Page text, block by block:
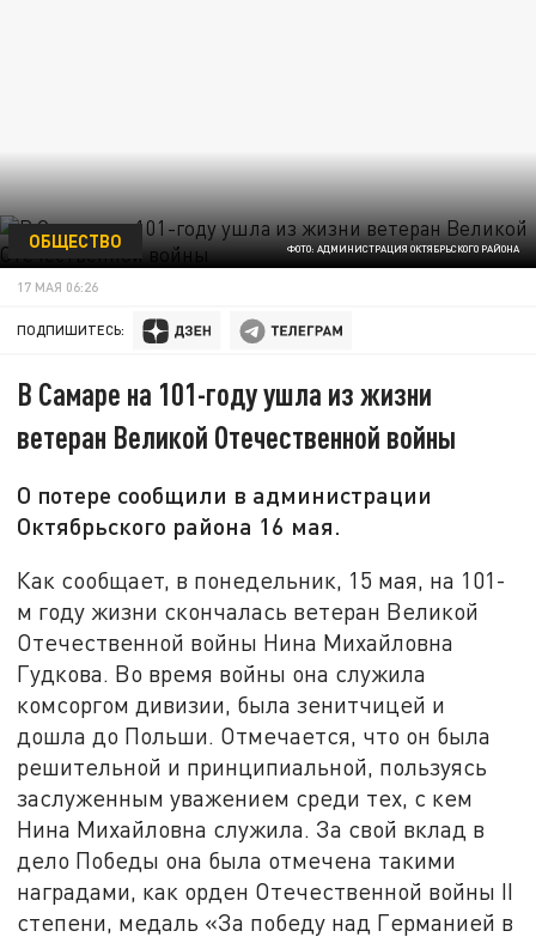
ФОТО: АДМИНИСТРАЦИЯ ОКТЯБРЬСКОГО РАЙОНА
ОБЩЕСТВО
17 МАЯ 06:26
ПОДПИШИТЕСЬ:
В Самаре на 101-году ушла из жизни
ветеран Великой Отечественной войны
О потере сообщили в администрации
Октябрьского района 16 мая.
Как сообщает, в понедельник, 15 мая, на 101-
м году жизни скончалась ветеран Великой
Отечественной войны Нина Михайловна
Гудкова. Во время войны она служила
комсоргом дивизии, была зенитчицей и
дошла до Польши. Отмечается, что он была
решительной и принципиальной, пользуясь
заслуженным уважением среди тех, с кем
Нина Михайловна служила. За свой вклад в
дело Победы она была отмечена такими
наградами, как орден Отечественной войны II
степени, медаль «За победу над Германией в